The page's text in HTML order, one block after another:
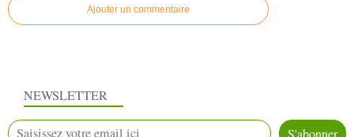
Ajouter un commentaire
NEWSLETTER